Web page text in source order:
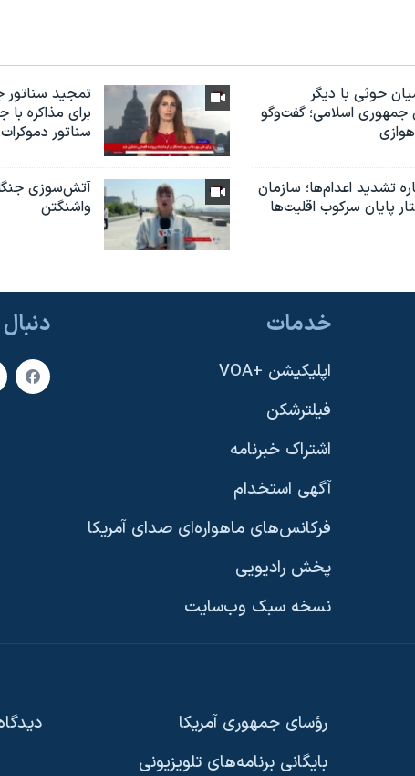
حوثی با دیگر
جمهوری اسلامی؛ گفت‌وگو
تمجید سناتور
برای مذاکره با
سناتور
تشدید اعدام‌ها؛ سازمان
پایان سرکوب اقلیت‌ها
آتش‌سوزی
واشنگتن
خدمات
اپلیکیشن +VOA
فیلترشکن
اشتراک خبرنامه
آگهی استخدام
فرکانس‌های ماهواره‌ای صدای آمریکا
پخش رادیویی
نسخه سبک وب‌سایت
رؤسای جمهوری آمریکا
بایگانی برنامه‌های تلویزیونی